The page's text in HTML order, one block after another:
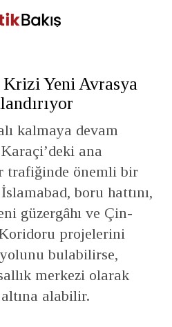
Yeni Avrasya
kalmaya devam
ana
trafiğinde önemli bir
boru hattını,
güzergâhı ve Çin-
projelerini
bulabilirse,
merkezi olarak
alabilir.